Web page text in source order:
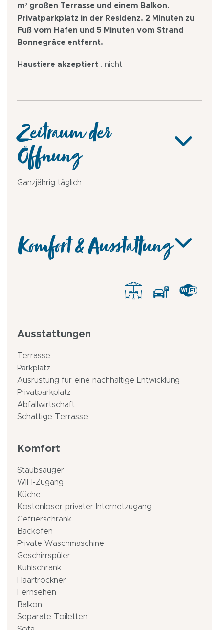
m² großen Terrasse und einem Balkon.
Privatparkplatz in der Residenz. 2 Minuten zu
Fuß vom Hafen und 5 Minuten vom Strand
Bonnegrâce entfernt.
Haustiere akzeptiert : nicht
Zeitraum der
Öffnung
Ganzjährig täglich.
Komfort & Ausstattung
Ausstattungen
Terrasse
Parkplatz
Ausrüstung für eine nachhaltige Entwicklung
Privatparkplatz
Abfallwirtschaft
Schattige Terrasse
Komfort
Staubsauger
WIFI-Zugang
Küche
Kostenloser privater Internetzugang
Gefrierschrank
Backofen
Private Waschmaschine
Geschirrspüler
Kühlschrank
Haartrockner
Fernsehen
Balkon
Separate Toiletten